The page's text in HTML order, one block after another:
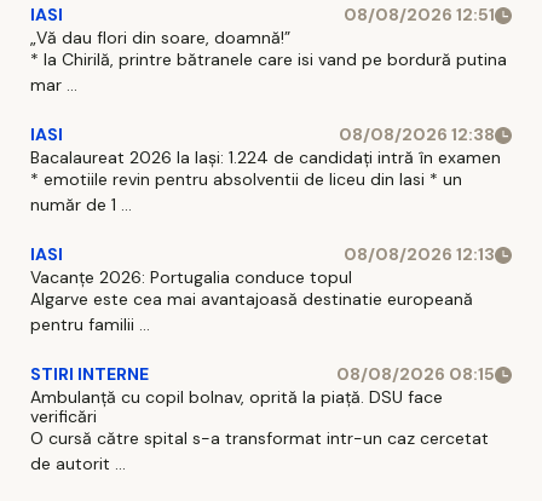
IASI
08/08/2026 12:51
„Vă dau flori din soare, doamnă!”
* la Chirilă, printre bătranele care isi vand pe bordură putina
mar ...
IASI
08/08/2026 12:38
Bacalaureat 2026 la Iași: 1.224 de candidați intră în examen
* emotiile revin pentru absolventii de liceu din Iasi * un
număr de 1 ...
IASI
08/08/2026 12:13
Vacanțe 2026: Portugalia conduce topul
Algarve este cea mai avantajoasă destinatie europeană
pentru familii ...
STIRI INTERNE
08/08/2026 08:15
Ambulanță cu copil bolnav, oprită la piață. DSU face
verificări
O cursă către spital s-a transformat intr-un caz cercetat
de autorit ...